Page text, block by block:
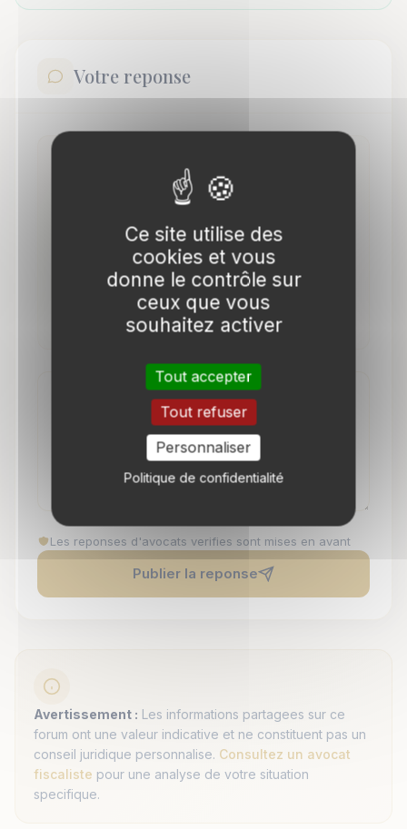
Votre reponse
Votre email *
Les reponses d'avocats verifies sont mises en avant
Publier la reponse
Avertissement : Les informations partagees sur ce
forum ont une valeur indicative et ne constituent pas un
conseil juridique personnalise. Consultez un avocat
fiscaliste pour une analyse de votre situation
specifique.
Ce site utilise des
cookies et vous
donne le contrôle sur
ceux que vous
souhaitez activer
Tout accepter
Tout refuser
Personnaliser
Politique de confidentialité